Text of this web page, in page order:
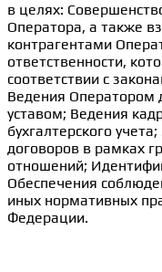
в целях:
Оператора, а также
контрагентами
ответственности,
соответствии с
Ведения Оператором
уставом; Ведения
бухгалтерского
договоров в рамках
отношений;
Обеспечения
иных нормативных
Федерации.